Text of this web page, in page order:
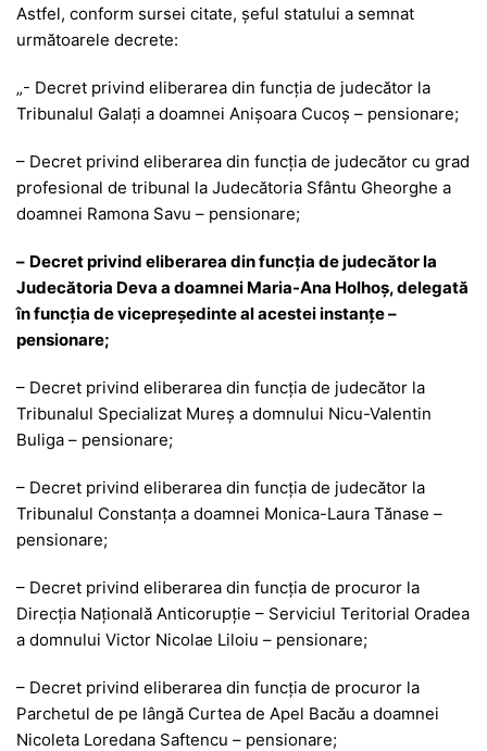
Astfel, conform sursei citate, şeful statului a semnat
următoarele decrete:
„- Decret privind eliberarea din funcţia de judecător la
Tribunalul Galaţi a doamnei Anişoara Cucoş – pensionare;
– Decret privind eliberarea din funcţia de judecător cu grad
profesional de tribunal la Judecătoria Sfântu Gheorghe a
doamnei Ramona Savu – pensionare;
– Decret privind eliberarea din funcţia de judecător la
Judecătoria Deva a doamnei Maria-Ana Holhoş, delegată
în funcţia de vicepreşedinte al acestei instanţe –
pensionare;
– Decret privind eliberarea din funcţia de judecător la
Tribunalul Specializat Mureş a domnului Nicu-Valentin
Buliga – pensionare;
– Decret privind eliberarea din funcţia de judecător la
Tribunalul Constanţa a doamnei Monica-Laura Tănase –
pensionare;
– Decret privind eliberarea din funcţia de procuror la
Direcţia Naţională Anticorupţie – Serviciul Teritorial Oradea
a domnului Victor Nicolae Liloiu – pensionare;
– Decret privind eliberarea din funcţia de procuror la
Parchetul de pe lângă Curtea de Apel Bacău a doamnei
Nicoleta Loredana Saftencu – pensionare;